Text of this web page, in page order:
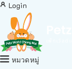
Login
หมวดหมู่